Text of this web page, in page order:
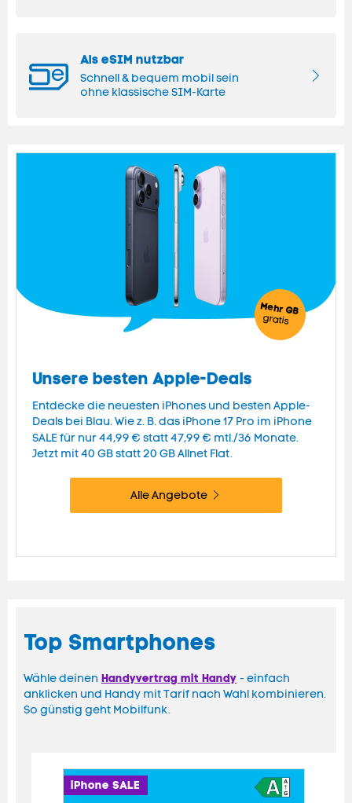
Als eSIM nutzbar
Schnell & bequem mobil sein
ohne klassische SIM-Karte
Unsere besten Apple-Deals
Entdecke die neuesten iPhones und besten Apple-
Deals bei Blau. Wie z. B. das iPhone 17 Pro im iPhone
SALE für nur 44,99 € statt 47,99 € mtl./36 Monate.
Jetzt mit 40 GB statt 20 GB Allnet Flat.
Alle Angebote
Mehr GB
gratis
Top Smartphones
Wähle deinen Handyvertrag mit Handy - einfach
anklicken und Handy mit Tarif nach Wahl kombinieren.
So günstig geht Mobilfunk.
iPhone SALE